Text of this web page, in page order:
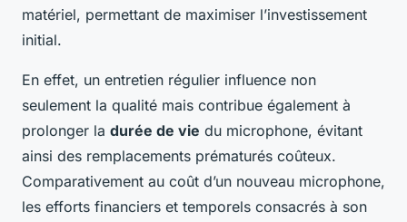
matériel, permettant de maximiser l’investissement
initial.
En effet, un entretien régulier influence non
seulement la qualité mais contribue également à
prolonger la durée de vie du microphone, évitant
ainsi des remplacements prématurés coûteux.
Comparativement au coût d’un nouveau microphone,
les efforts financiers et temporels consacrés à son